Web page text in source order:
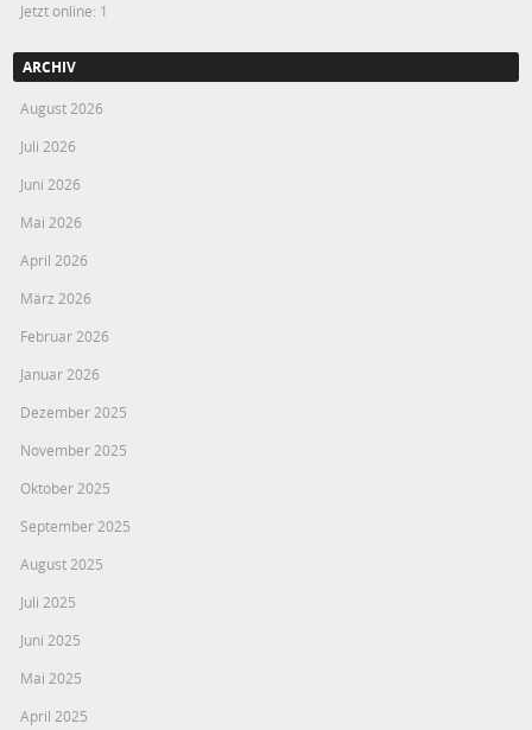
Jetzt online: 1
ARCHIV
August 2026
Juli 2026
Juni 2026
Mai 2026
April 2026
März 2026
Februar 2026
Januar 2026
Dezember 2025
November 2025
Oktober 2025
September 2025
August 2025
Juli 2025
Juni 2025
Mai 2025
April 2025